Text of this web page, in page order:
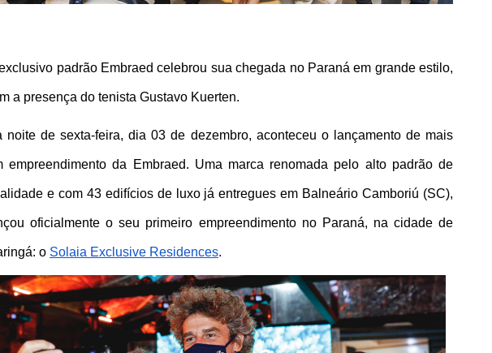
padrão Embraed celebrou sua chegada no Paraná em grande estilo,
a presença do tenista Gustavo Kuerten.
noite de sexta-feira, dia 03 de dezembro, aconteceu o lançamento de mais
empreendimento da Embraed. Uma marca renomada pelo alto padrão de
e com 43 edifícios de luxo já entregues em Balneário Camboriú (SC),
oficialmente o seu primeiro empreendimento no Paraná, na cidade de
o Solaia Exclusive Residences.